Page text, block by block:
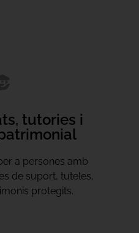
tutories i
a persones amb
de suport, tuteles,
protegits.